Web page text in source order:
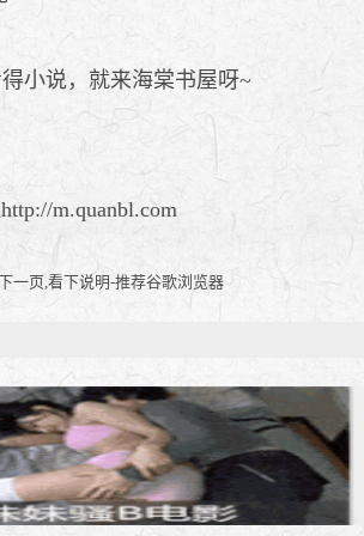
小说，就来海棠书屋呀~
m.quanbl.com
一页,看下说明-推荐谷歌浏览器